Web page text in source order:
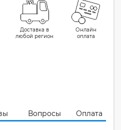
Доставка в
любой регион
Онлайн
оплата
Вопросы Оплата